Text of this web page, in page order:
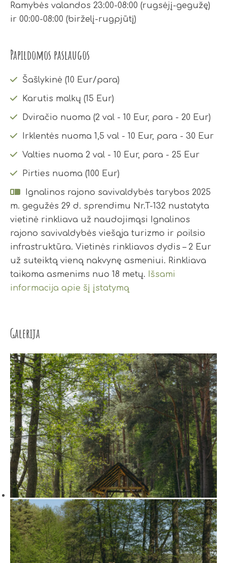
Ramybės valandos 23:00-08:00 (rugsėjį-gegužę)
ir 00:00-08:00 (birželį-rugpjūtį)
Papildomos paslaugos
Šašlykinė (10 Eur/para)
Karutis malkų (15 Eur)
Dviračio nuoma (2 val - 10 Eur, para - 20 Eur)
Irklentės nuoma 1,5 val - 10 Eur, para - 30 Eur
Valties nuoma 2 val - 10 Eur, para - 25 Eur
Pirties nuoma (100 Eur)
Ignalinos rajono savivaldybės tarybos 2025
m. gegužės 29 d. sprendimu Nr.T-132 nustatyta
vietinė rinkliava už naudojimąsi Ignalinos
rajono savivaldybės viešąja turizmo ir poilsio
infrastruktūra. Vietinės rinkliavos dydis – 2 Eur
už suteiktą vieną nakvynę asmeniui. Rinkliava
taikoma asmenims nuo 18 metų.
Išsami
informacija apie šį įstatymą
Galerija